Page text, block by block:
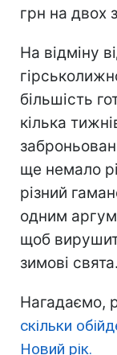
грн на двох
На відміну
більшість
кілька
ще немало
різний
одним
щоб
зимові свята.
Нагадаємо,
скільки
Новий рік.